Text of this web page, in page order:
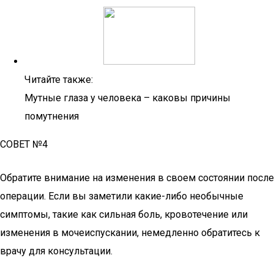
Читайте также:
Мутные глаза у человека – каковы причины
помутнения
СОВЕТ №4
Обратите внимание на изменения в своем состоянии после
операции. Если вы заметили какие-либо необычные
симптомы, такие как сильная боль, кровотечение или
изменения в мочеиспускании, немедленно обратитесь к
врачу для консультации.